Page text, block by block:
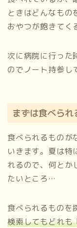
ときはどんなもの
おやつが飽きてく
次に病院に行った
のでノート持参し
まずは食べら
食べられるものが
いきます。夏は特
れるので、何とか
たいところ…
食べられるものを
検索してもどれも